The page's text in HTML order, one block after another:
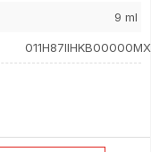
9 ml
011H87IIHKB00000MX